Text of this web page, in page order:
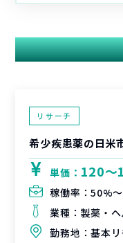
リサーチ
希少疾患薬の日米
単価： 120〜
稼働率：50%
業種： 製薬・
勤務地：基本